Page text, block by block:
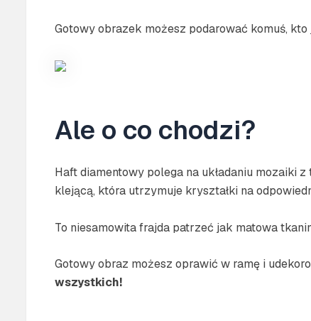
Gotowy obrazek możesz podarować komuś, kto
Ale o co chodzi?
Haft diamentowy polega na układaniu mozaiki
klejącą, która utrzymuje kryształki na
To niesamowita frajda patrzeć jak matowa
Gotowy obraz możesz oprawić w ramę i
wszystkich!